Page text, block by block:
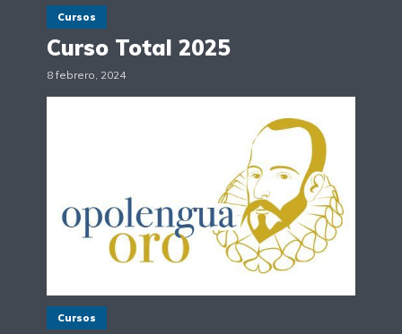
Cursos
Curso Total 2025
8 febrero, 2024
Cursos